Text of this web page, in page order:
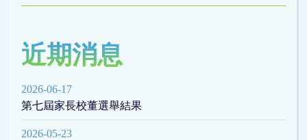
近期消息
2026-06-17
第七屆家長校董選舉結果
2026-05-23